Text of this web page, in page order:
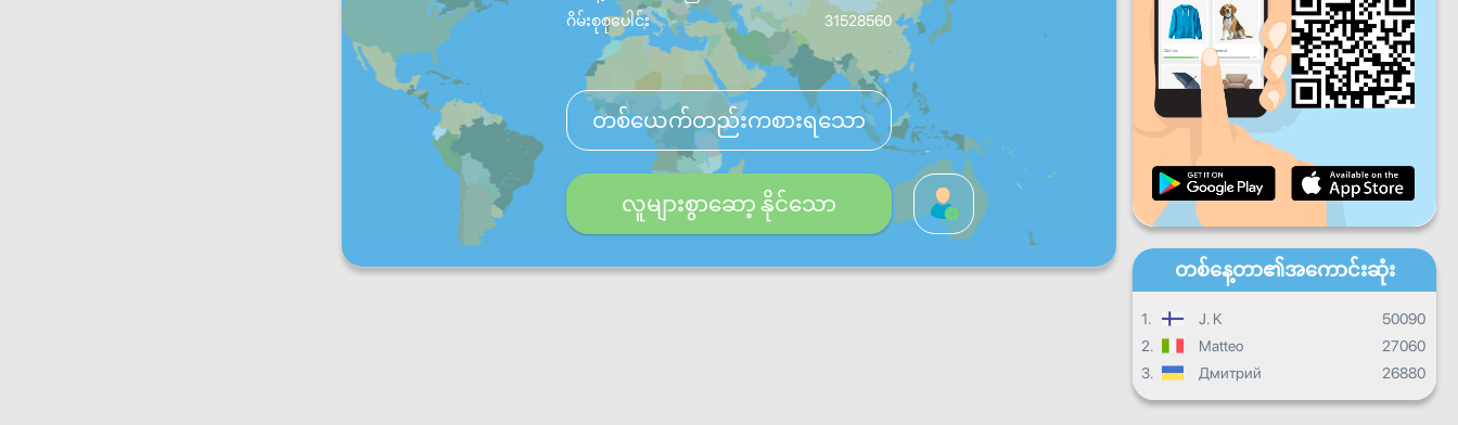
ဂိမ်းစုစုပေါင်း
31528560
တစ်ယေက်တည်းကစားရသော
လူများစွာဆော့ နိုင်သော
နေ့စဉ်တိုးတက်မှု
လစဉ်တိုးတက်မှု
သင်တန်းဆင်းလက်မှတ်
ယေဘုယျတိုးတက်မှု
တစ်နေ့တာ၏အကောင်းဆုံး
1. J. K
50090
2.
Matteo
27060
3.
Дмитрий 26880